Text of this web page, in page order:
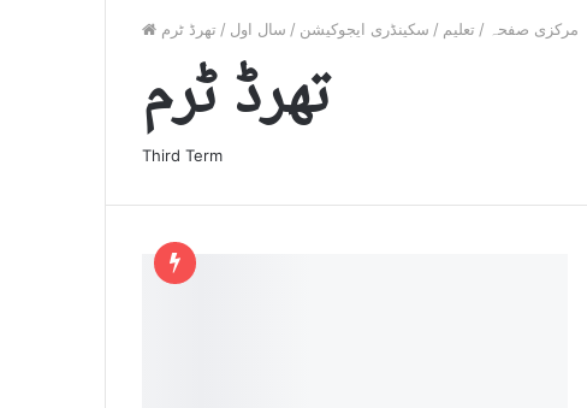
مرکزی صفحہ / تعلیم / سکینڈری ایجوکیشن / سال اول / تھرڈ ٹرم
تھرڈ ٹرم
Third Term